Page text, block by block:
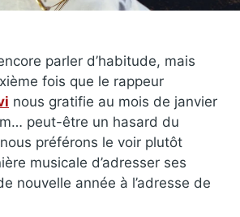
parler d’habitude, mais
fois que le rappeur
nous gratifie au mois de janvier
peut-être un hasard du
préférons le voir plutôt
musicale d’adresser ses
nouvelle année à l’adresse de